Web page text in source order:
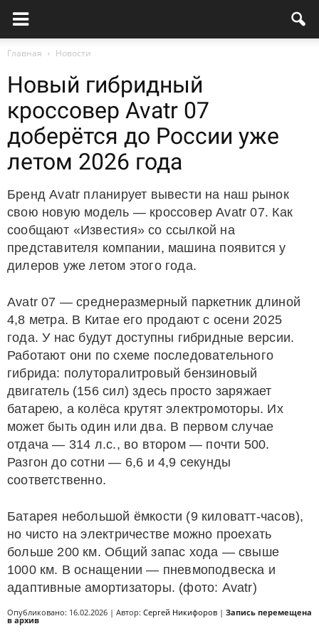
Главная Новости
Новый гибридный
кроссовер Avatr 07
доберётся до России уже
летом 2026 года
Бренд Avatr планирует вывести на наш рынок
свою новую модель — кроссовер Avatr 07. Как
сообщают «Известия» со ссылкой на
представителя компании, машина появится у
дилеров уже летом этого года.
Avatr 07 — среднеразмерный паркетник длиной
4,8 метра. В Китае его продают с осени 2025
года. У нас будут доступны гибридные версии.
Работают они по схеме последовательного
гибрида: полуторалитровый бензиновый
двигатель (156 сил) здесь просто заряжает
батарею, а колёса крутят электромоторы. Их
может быть один или два. В первом случае
отдача — 314 л.с., во втором — почти 500.
Разгон до сотни — 6,6 и 4,9 секунды
соответственно.
Батарея небольшой ёмкости (9 киловатт-часов),
но чисто на электричестве можно проехать
больше 200 км. Общий запас хода — свыше
1000 км. В оснащении — пневмоподвеска и
адаптивные амортизаторы. (фото: Avatr)
Опубликовано: 16.02.2026 | Автор: Сергей Никифоров | Запись перемещена
в архив